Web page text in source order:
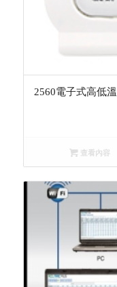
2560電子式高低
查看內容